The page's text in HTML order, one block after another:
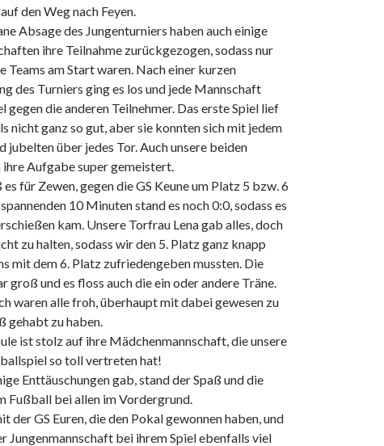
den Weg nach Feyen.
Absage des Jungenturniers haben auch einige
ihre Teilnahme zurückgezogen, sodass nur
Teams am Start waren. Nach einer kurzen
des Turniers ging es los und jede Mannschaft
gegen die anderen Teilnehmer. Das erste Spiel lief
nicht ganz so gut, aber sie konnten sich mit jedem
jubelten über jedes Tor. Auch unsere beiden
ihre Aufgabe super gemeistert.
es für Zewen, gegen die GS Keune um Platz 5 bzw. 6
10 Minuten stand es noch 0:0, sodass es
kam. Unsere Torfrau Lena gab alles, doch
zu halten, sodass wir den 5. Platz ganz knapp
mit dem 6. Platz zufriedengeben mussten. Die
groß und es floss auch die ein oder andere Träne.
waren alle froh, überhaupt mit dabei gewesen zu
gehabt zu haben.
ist stolz auf ihre Mädchenmannschaft, die unsere
so toll vertreten hat!
Enttäuschungen gab, stand der Spaß und die
Fußball bei allen im Vordergrund.
der GS Euren, die den Pokal gewonnen haben, und
Jungenmannschaft bei ihrem Spiel ebenfalls viel